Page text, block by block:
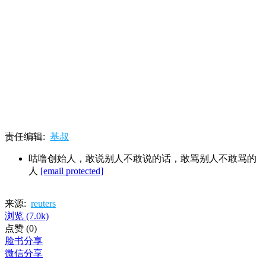
责任编辑: 基叔
咕噜创始人，敢说别人不敢说的话，敢骂别人不敢骂的
人 [email protected]
来源: reuters
浏览 (7.0k)
点赞 (0)
脸书分享
微信分享